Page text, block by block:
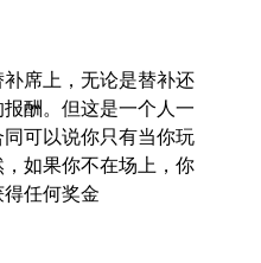
席上，无论是替补还
酬。但这是一个人一
可以说你只有当你玩
如果你不在场上，你
任何奖金